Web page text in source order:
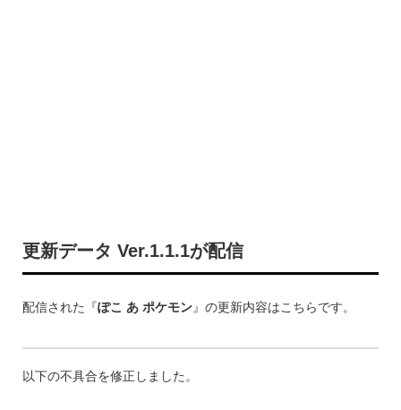
更新データ Ver.1.1.1が配信
配信された『ぽこ あ ポケモン』の更新内容はこちらです。
以下の不具合を修正しました。